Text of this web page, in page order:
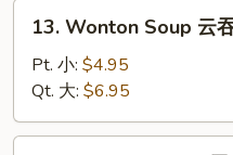
Wonton
Soup
吞
汤
13. Wonton Soup 云
Pt. 小: $4.95
Qt. 大: $6.95